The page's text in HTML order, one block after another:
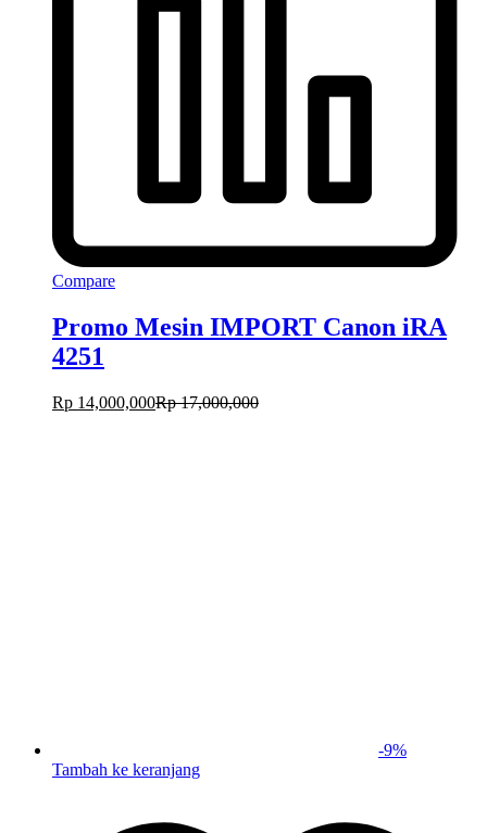
Compare
Promo Mesin IMPORT Canon iRA
4251
Rp 14,000,000Rp17,000,000
-9%
Tambah ke keranjang